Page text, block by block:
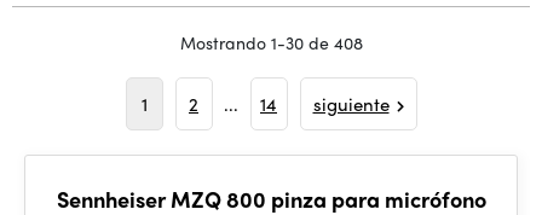
Mostrando 1-30 de 408
1 2 ... 14 siguiente
Sennheiser MZQ 800 pinza para micrófono